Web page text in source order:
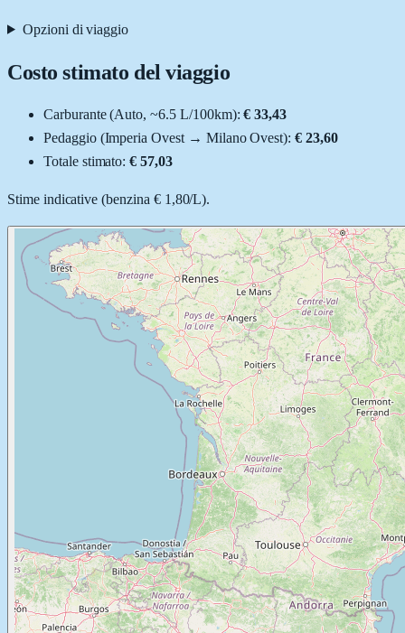
Opzioni di viaggio
Costo stimato del viaggio
Carburante (Auto, ~6.5 L/100km): € 33,43
Pedaggio (Imperia Ovest→ Milano Ovest): € 23,60
Totale stimato:€ 57,03
Stime indicative (benzina € 1,80/L).